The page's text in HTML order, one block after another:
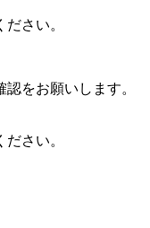
さい。
をお願いします。
さい。